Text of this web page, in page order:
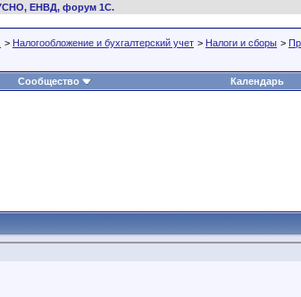
ЕНВД, форум 1С.
> Налогообложение и бухгалтерский учет > Налоги и сборы >
Сообщество Календарь